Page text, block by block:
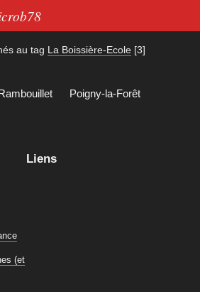
au tag La Boissière-Ecole [3]
Poigny-la-Forêt
Liens
(et